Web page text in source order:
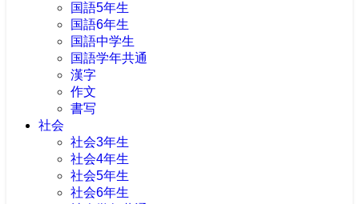
国語5年生
国語6年生
国語中学生
国語学年共通
漢字
作文
書写
社会
社会3年生
社会4年生
社会5年生
社会6年生